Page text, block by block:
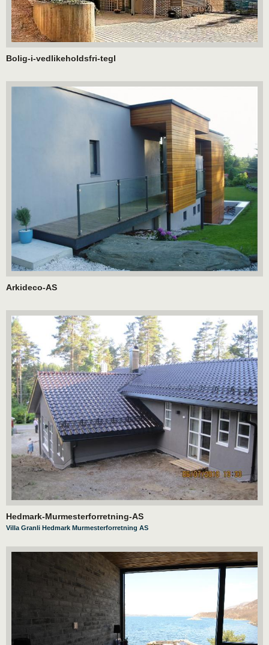
Bolig-i-vedlikeholdsfri-tegl
Arkideco-AS
Hedmark-Murmesterforretning-AS
Villa Granli Hedmark Murmesterforretning AS